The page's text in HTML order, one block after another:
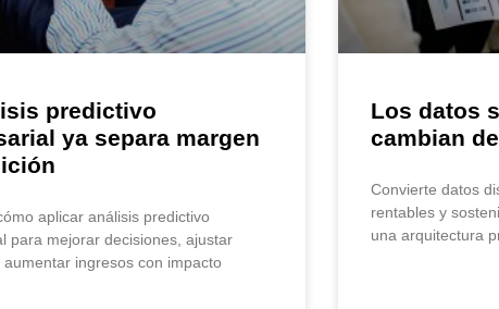
predictivo
ya separa margen
aplicar análisis predictivo
para mejorar decisiones, ajustar
aumentar ingresos con impacto
Los datos
cambian
Convierte datos
rentables y
una arquitectura